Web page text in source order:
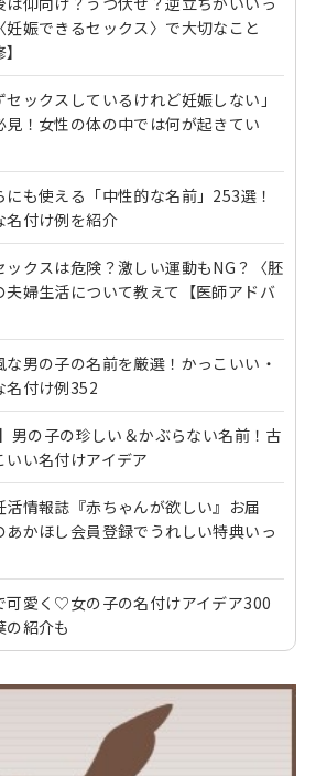
妊娠できるセックス〉で大切なこと
セックスしているけれど妊娠しない」
見！女性の体の中では何が起きてい
にも使える「中性的な名前」253選！
名付け例を紹介
ックスは危険？激しい運動もNG？〈胚
夫婦生活について教えて【医師アドバ
な男の子の名前を厳選！かっこいい・
名付け例352
男の子の珍しい＆かぶらない名前！古
いい名付けアイデア
活情報誌『赤ちゃんが欲しい』お届
あかほし会員登録でうれしい特典いっ
可愛く♡女の子の名付けアイデア300
の紹介も